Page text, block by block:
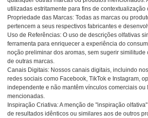
utilizadas estritamente para fins de contextualização
Propriedade das Marcas: Todas as marcas ou
pertencem a seus respectivos fabricantes e
Uso de Referências: O uso de descrições olfativas
ferramenta para enriquecer a experiência do
noção preliminar dos aromas, sem sugerir similitude
de outras marcas.
Canais Digitais: Nossos canais digitais, incluindo
redes sociais como Facebook, TikTok e Instagram,
independente e não mantêm vínculos comerciais ou
mencionadas.
Inspiração Criativa: A menção de "inspiração
de resultados idênticos ou similares aos de outros